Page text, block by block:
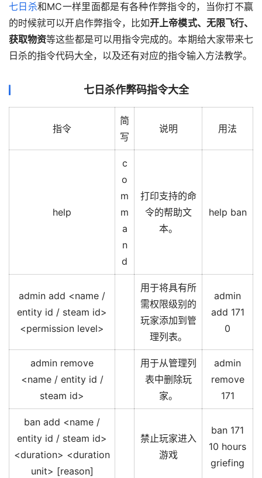
七日杀和MC一样里面都是有各种作弊指令的，当你打不赢
的时候就可以开启作弊指令，比如开上帝模式、无限飞行、
获取物资等这些都是可以用指令完成的。本期给大家带来七
日杀的指令代码大全，以及还有对应的指令输入方法教学。
七日杀作弊码指令大全
指令
简
写
说明 用法
help
c
o
m
m
a
n
d
打印支持的命
令的帮助文
本。
help ban
admin add <name /
entity id / steam id>
<permission level>
用于将具有所
需权限级别的
玩家添加到管
理列表。
admin
add 171
0
admin remove
<name / entity id /
steam id>
用于从管理列
表中删除玩
家。
admin
remove
171
ban add <name /
entity id / steam id>
<duration> <duration
unit> [reason]
禁止玩家进入
游戏
ban 171
10 hours
griefing